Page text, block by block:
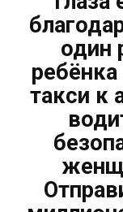
один
такси к